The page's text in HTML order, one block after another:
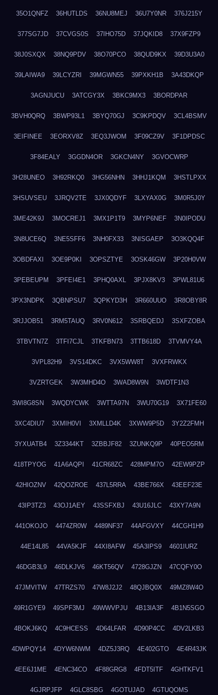
35O1QNFZ 36HUTLDS 36NU8MEJ 36U7Y0NR 376J215Y
377SG7JD 37CVGS0S 37IHO75D 37JQKID8 37X9FZP9
38J0SXQX 38NQ9PDV 38O70PCO 38QUD9KX 39D3U3A0
39LAIWA9 39LCYZRI 39MGWN55 39PXKH1B 3A43DKQP
3AGNJUCU 3ATCGY3X 3BKC9MX3 3BORDPAR
3BVH0QRQ 3BWP93L1 3BYQ70GJ 3C9KPDQV 3CL4BSMV
3EIFINEE 3EORXV8Z 3EQ3JWOM 3F09CZ9V 3F1DPDSC
3F84EALY 3GGDN4OR 3GKCN4NY 3GVOCWRP
3H28UNEO 3H92RKQ0 3HG56NHN 3HHJ1KQM 3HSTLPXX
3HSUVSEU 3JRQV2TE 3JX0QDYF 3LXYAX0G 3M0R5J0Y
3ME42K9J 3MOCREJ1 3MX1P1T9 3MYP6NEF 3N0IPODU
3N8UCE6Q 3NE5SFF6 3NH0FX33 3NISGAEP 3O3KQQ4F
3OBDFAXI 3OE9P0KI 3OPSZTYE 3OSK46GW 3P20H0VW
3PEBEUPM 3PFEI4E1 3PHQ0AXL 3PJX8KV3 3PWL81U6
3PX3NDPK 3QBNPSU7 3QPKYD3H 3R660UUO 3R8OBY8R
3RJJOB51 3RM5TAUQ 3RV0N612 3SRBQEDJ 3SXFZOBA
3TBVTN7Z 3TFI7CJL 3TKFBN73 3TTB618D 3TVMVY4A
3VPL82H9 3VS14DKC 3VX5WW8T 3VXFRWKX
3VZRTGEK 3W3MHD4O 3WAD8W9N 3WDTF1N3
3WI8G8SN 3WQDYCWK 3WTTA97N 3WU70G19 3X71FE60
3XC4DIU7 3XMIH0VI 3XMLLD4K 3XWW9P5D 3Y2Z2FMH
3YXUATB4 3Z3344KT 3ZBBJF82 3ZUNKQ9P 40PEO5RM
418TPYOG 41A6AQPI 41CR68ZC 428MPM7O 42EW9PZP
42HIOZNV 42QOZROE 437L5RRA 43BE766X 43EEF23E
43IP3TZ3 43OJ1AEY 43SSFXBJ 43U16JLC 43XY7A9N
441OKOJO 4474ZR0W 4489NF37 44AFGVXY 44CGH1H9
44E14L85 44VA5KJF 44XI8AFW 45A3IPS9 4601IURZ
46DGB3L9 46DLKJV6 46KT56QV 4728GJZN 47CQFY0O
47JMVITW 47TRZS70 47W8J2J2 48QJBQ0X 49MZ8W4O
49R1GYE9 49SPF3MJ 49WWVPJU 4B13IA3F 4B1N5SGO
4BOKJ6KQ 4C9HCESS 4D64LFAR 4D90P4CC 4DV2LKB3
4DWPQY14 4DYW6NWM 4DZ5J3RQ 4E402GTO 4E4R43JK
4EE6J1ME 4ENC34CO 4F88GRG8 4FDT5ITF 4GHTKFV1
4GJRPJFP 4GLC8SBG 4GOTUJAD 4GTUQOMS